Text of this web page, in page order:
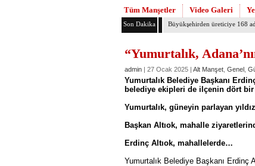
Tüm Manşetler Video Galeri
Son Dakika Büyükşehirden üreticiye 168
“Yumurtalık,
admin | 27 Ocak 2025 | Alt Manşet Genel
Yumurtalık Belediye Başkanı
belediye ekipleri de ilçenin dört bir
Yumurtalık, güneyin parlayan
Başkan Altıok, mahalle
Erdinç Altıok, mahallelerde…
Yumurtalık Belediye Başkanı Erdinç